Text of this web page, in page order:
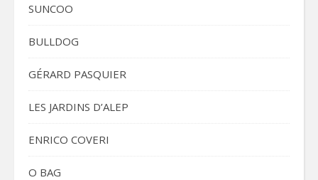
SUNCOO
BULLDOG
GÉRARD PASQUIER
LES JARDINS D’ALEP
ENRICO COVERI
O BAG